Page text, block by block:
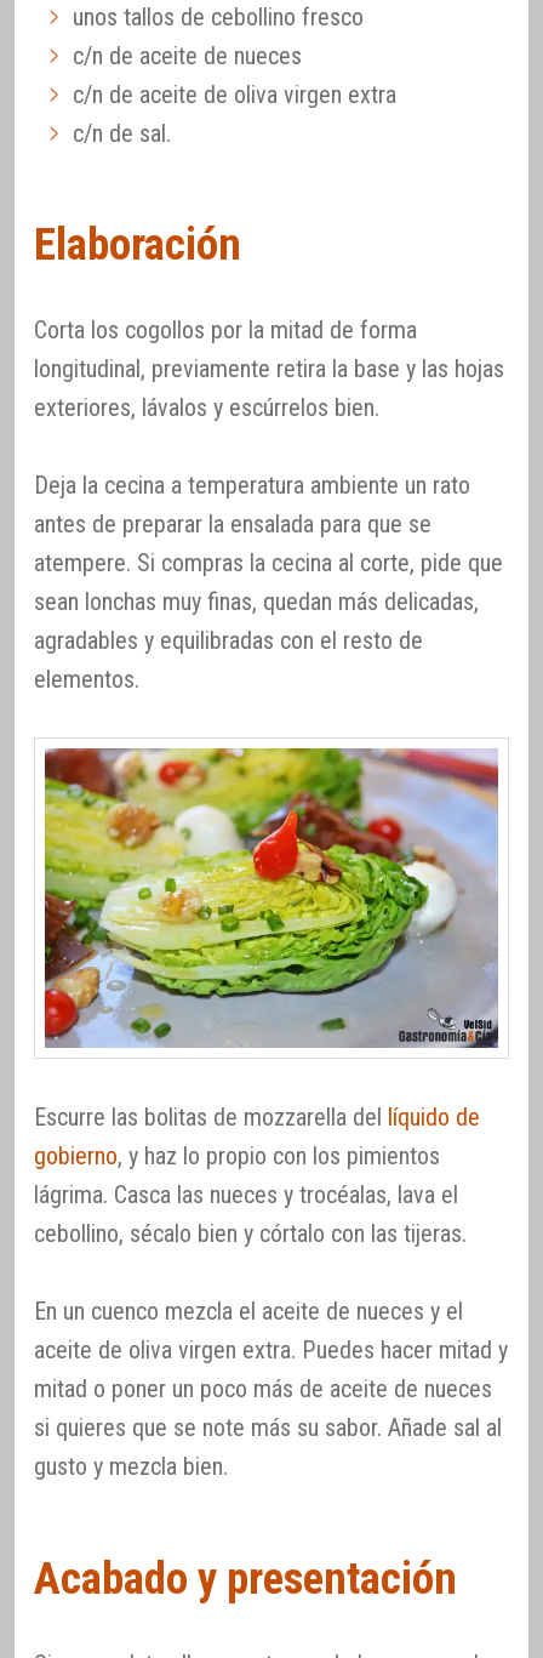
unos tallos de cebollino fresco
c/n de aceite de nueces
c/n de aceite de oliva virgen extra
c/n de sal.
Elaboración
Corta los cogollos por la mitad de forma
longitudinal, previamente retira la base y las hojas
exteriores, lávalos y escúrrelos bien.
Deja la cecina a temperatura ambiente un rato
antes de preparar la ensalada para que se
atempere. Si compras la cecina al corte, pide que
sean lonchas muy finas, quedan más delicadas,
agradables y equilibradas con el resto de
elementos.
Escurre las bolitas de mozzarella del
líquido de
gobierno, y haz lo propio con los pimientos
lágrima. Casca las nueces y trocéalas, lava el
cebollino, sécalo bien y córtalo con las tijeras.
En un cuenco mezcla el aceite de nueces y el
aceite de oliva virgen extra. Puedes hacer mitad y
mitad o poner un poco más de aceite de nueces
si quieres que se note más su sabor. Añade sal al
gusto y mezcla bien.
Acabado y presentación